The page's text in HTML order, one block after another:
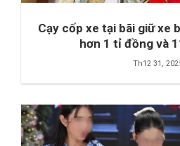
Cạy cốp xe tại bãi giữ xe
hơn 1 tỉ đồng và
Th12 31,